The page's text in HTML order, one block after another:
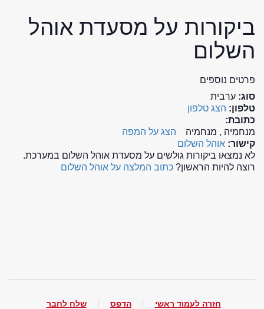
ביקורות על מסעדת אוהל
השלום
פרטים נוספים
סוג: ערבית
טלפון: הצג טלפון
כתובת:
מנחמיה , מנחמיה
הצג על המפה
קישור: אוהל השלום
לא נמצאו ביקורות גולשים על מסעדת אוהל השלום במערכת.
רוצה להיות הראשון? כתוב המלצה על אוהל השלום
חזרה לעמוד ראשי הדפס שלח לחבר